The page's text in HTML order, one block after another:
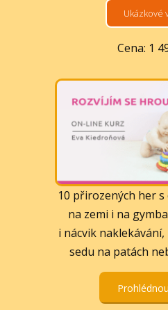
Ukázkové
Cena: 1
10 přirozených her
na zemi i na
i nácvik
sedu na patách